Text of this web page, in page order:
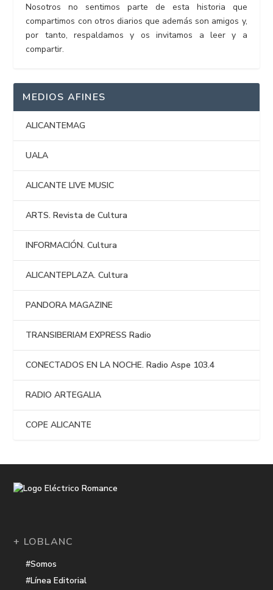
Nosotros no sentimos parte de esta historia que
compartimos con otros diarios que además son amigos y,
por tanto, respaldamos y os invitamos a leer y a
compartir.
MEDIOS AFINES
ALICANTEMAG
UALA
ALICANTE LIVE MUSIC
ARTS. Revista de Cultura
INFORMACIÓN. Cultura
ALICANTEPLAZA. Cultura
PANDORA MAGAZINE
TRANSIBERIAM EXPRESS Radio
CONECTADOS EN LA NOCHE. Radio Aspe 103.4
RADIO ARTEGALIA
COPE ALICANTE
+ LOBLANC
#Somos
#Línea Editorial